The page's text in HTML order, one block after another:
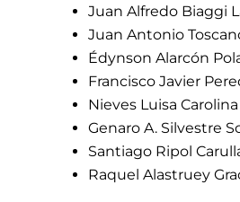
Juan Alfredo Biaggi
Juan Antonio
Édynson Alarcón
Francisco Javier
Nieves Luisa
Genaro A. Silvestre
Santiago Ripol
Raquel Alastruey